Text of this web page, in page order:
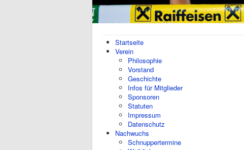
Startseite
Verein
Philosophie
Vorstand
Geschichte
Infos für Mitglieder
Sponsoren
Statuten
Impressum
Datenschutz
Nachwuchs
Schnuppertermine